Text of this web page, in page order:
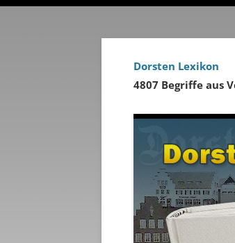
Dorsten Lexikon
4807 Begriffe aus